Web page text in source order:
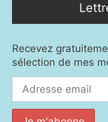
Recevez
sélection de mes